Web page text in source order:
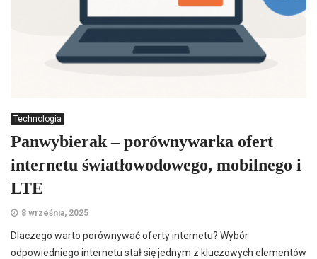
Technologia
Panwybierak – porównywarka ofert
internetu światłowodowego, mobilnego i
LTE
8 września, 2025
Dlaczego warto porównywać oferty internetu? Wybór
odpowiedniego internetu stał się jednym z kluczowych elementów